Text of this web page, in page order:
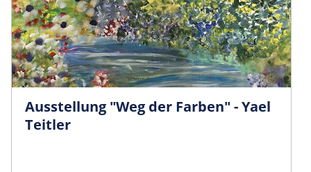
Ausstellung "Weg der Farben" - Yael
Teitler